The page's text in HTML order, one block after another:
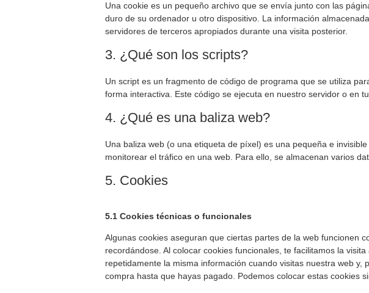
Una cookie es un pequeño archivo que se envía junto con las
duro de su ordenador u otro dispositivo. La información
servidores de terceros apropiados durante una visita posterior.
3. ¿Qué son los scripts?
Un script es un fragmento de código de programa que se utiliza
forma interactiva. Este código se ejecuta en nuestro servidor o en tu
4. ¿Qué es una baliza web?
Una baliza web (o una etiqueta de píxel) es una pequeña e
monitorear el tráfico en una web. Para ello, se almacenan varios
5. Cookies
5.1 Cookies técnicas o funcionales
Algunas cookies aseguran que ciertas partes de la web funcionen
recordándose. Al colocar cookies funcionales, te facilitamos la
repetidamente la misma información cuando visitas nuestra web
compra hasta que hayas pagado. Podemos colocar estas cookies